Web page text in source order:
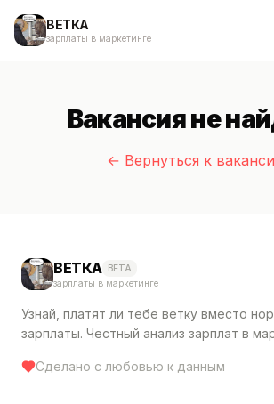
ВЕТКА
зарплаты в маркетинге
Вакансия не
← Вернуться к
ВЕТКА BETA
зарплаты в маркетинге
Узнай, платят ли тебе ветку вместо
зарплаты. Честный анализ зарплат в
Сделано с любовью к данным